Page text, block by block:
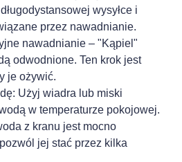
wysyłce i
przez nawadnianie.
nawadnianie – "Kąpiel"
odwodnione. Ten krok jest
je ożywić.
Użyj wiadra lub miski
w temperaturze pokojowej.
z kranu jest mocno
jej stać przez kilka